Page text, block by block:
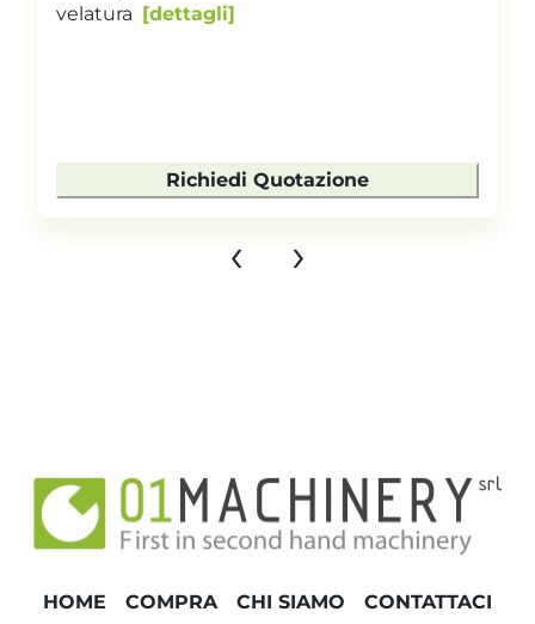
velatura
dettagli
Richiedi Quotazione
‹ ›
HOME COMPRA CHI SIAMO CONTATTACI